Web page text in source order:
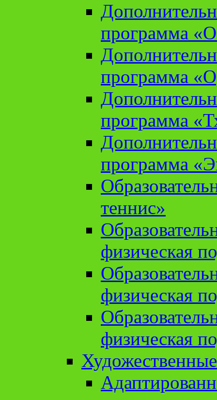
программа
программа
программа
программа
теннис»
физическая
физическая
физическая
Художественные